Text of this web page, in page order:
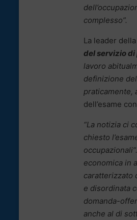
complesso”.
La leader
del servizio di
lavoro
definizione
praticamente,
dell’esame
“La notizia ci
chiesto
occupazionali”.
economica in
caratterizzato
e disordinata
domanda-
anche al di